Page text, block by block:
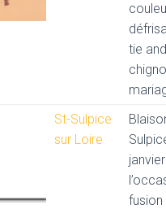
tie
St-Sulpice
sur Loire
fusion